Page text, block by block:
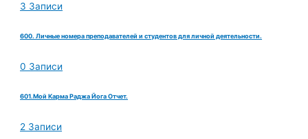
3 Записи
600. Личные номера преподавателей и студентов для личной деятельности.
0 Записи
601.Мой Карма Раджа Йога Отчет.
2 Записи